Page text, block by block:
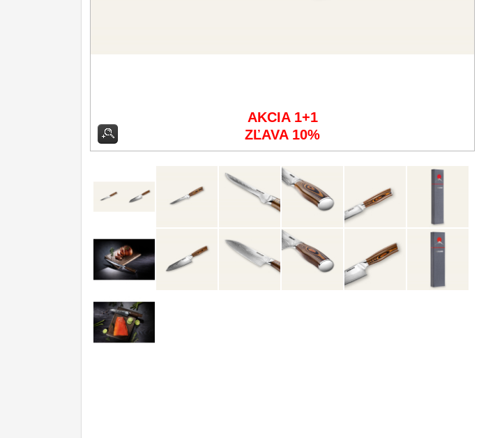
Zavírací nože
Špeciálne nože
Nože SEBURO
Nože Tojiro
Nože Samura
Ostřiče nožů V-Sharp
AKCIA 1+1
ZĽAVA 10%